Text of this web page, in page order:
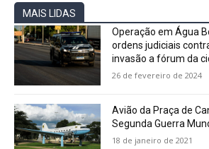
MAIS LIDAS
Operação em Água
ordens judiciais
invasão a fórum da
26 de fevereiro de 2024
Avião da Praça de
Segunda Guerra
18 de janeiro de 2021